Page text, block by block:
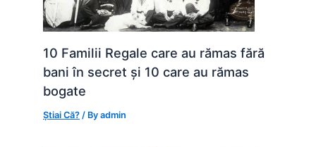
10 Familii Regale care au rămas fără
bani în secret și 10 care au rămas
bogate
Știai Că? / Byadmin